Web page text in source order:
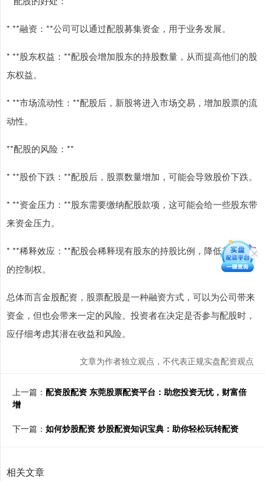
* **融资：**公司可以通过配股募集资金，用于业务发展。
* **股东权益：**配股会增加股东的持股数量，从而提高他们的股
东权益。
* **市场流动性：**配股后，新股将进入市场交易，增加股票的流
动性。
**配股的风险：**
* **股价下跌：**配股后，股票数量增加，可能会导致股价下跌。
* **资金压力：**股东需要缴纳配股款项，这可能会给一些股东带
来资金压力。
* **稀释效应：**配股会稀释现有股东的持股比例，降低其在公司
的控制权。
总体而言金股配资，股票配股是一种融资方式，可以为公司带来
资金，但也会带来一定的风险。投资者在决定是否参与配股时，
应仔细考虑其潜在收益和风险。
文章为作者独立观点，不代表正规实盘配资观点
上一篇： 配资股配资 东莞股票配资平台：助您投资无忧，财富倍
增
下一篇： 如何炒股配资 炒股配资知识宝典：助你轻松玩转配资
相关文章